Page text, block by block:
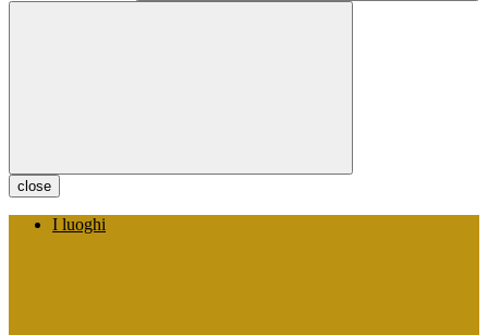
close
I luoghi